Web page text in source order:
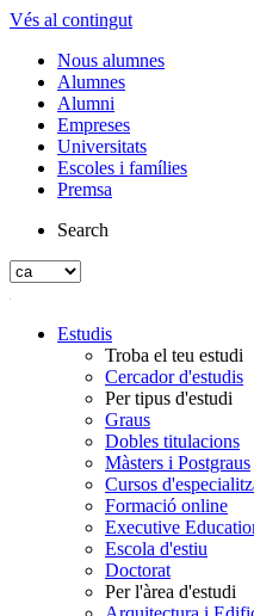
Vés al contingut
Nous alumnes
Alumnes
Alumni
Empreses
Universitats
Escoles i famílies
Premsa
Search
Estudis
Troba el teu estudi
Cercador d'estudis
Per tipus d'estudi
Graus
Dobles titulacions
Màsters i Postgraus
Cursos
Formació online
Executive
Escola d'estiu
Doctorat
Per l'àrea d'estudi